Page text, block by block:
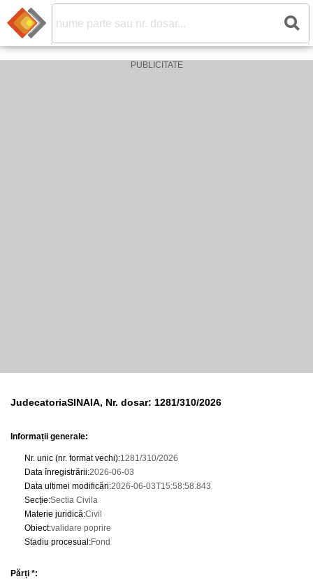
JudecatoriaSINAIA, Nr. dosar: 1281/310/2026
Informații generale:
Nr. unic (nr. format vechi):1281/310/2026
Data înregistrării:2026-06-03
Data ultimei modificări:2026-06-03T15:58:58.843
Secție:Sectia Civila
Materie juridică:Civil
Obiect:validare poprire
Stadiu procesual :Fond
Părți *: